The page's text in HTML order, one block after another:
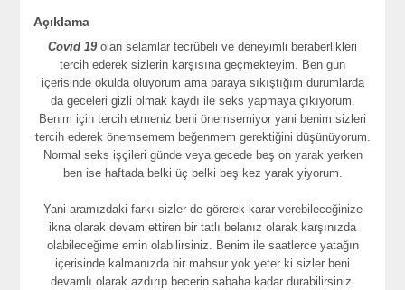
Açıklama
Covid 19olan selamlar tecrübeli ve deneyimli beraberlikleri
tercih ederek sizlerin karşısına geçmekteyim. Ben gün
içerisinde okulda oluyorum ama paraya sıkıştığım durumlarda
da geceleri gizli olmak kaydı ile seks yapmaya çıkıyorum.
Benim için tercih etmeniz beni önemsemiyor yani benim sizleri
tercih ederek önemsemem beğenmem gerektiğini düşünüyorum.
Normal seks işçileri günde veya gecede beş on yarak yerken
ben ise haftada belki üç belki beş kez yarak yiyorum.
Yani aramızdaki farkı sizler de görerek karar verebileceğinize
ikna olarak devam ettiren bir tatlı belanız olarak karşınızda
olabileceğime emin olabilirsiniz. Benim ile saatlerce yatağın
içerisinde kalmanızda bir mahsur yok yeter ki sizler beni
devamlı olarak azdırıp becerin sabaha kadar durabilirsiniz.